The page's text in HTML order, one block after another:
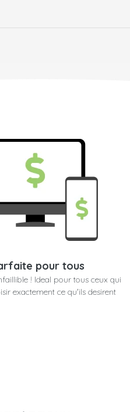
pour tous
! Ideal pour tous ceux qui
exactement ce qu'ils desirent